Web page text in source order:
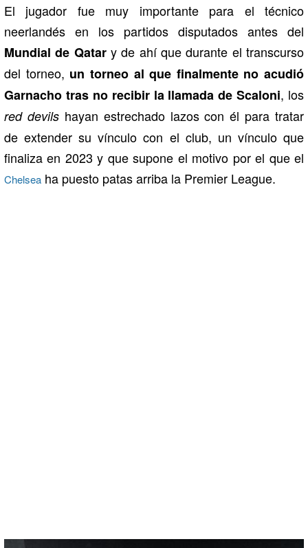
El jugador fue muy importante para el técnico
neerlandés en los partidos disputados antes del
Mundial de Qatary de ahí que durante el transcurso
del torneo, un torneo al que finalmente no acudió
Garnacho tras no recibir la llamada de Scaloni, los
red devilshayan estrechado lazos con él para tratar
de extender su vínculo con el club, un vínculo que
finaliza en 2023 y que supone el motivo por el que el
Chelsea ha puesto patas arriba la Premier League.